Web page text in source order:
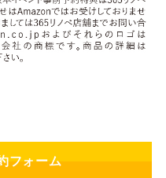
フォーム